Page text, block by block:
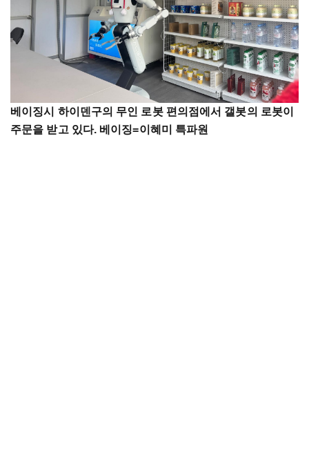
베이징시 하이덴구의 무인 로봇 편의점에서 갤봇의 로봇이
주문을 받고 있다. 베이징=이혜미 특파원